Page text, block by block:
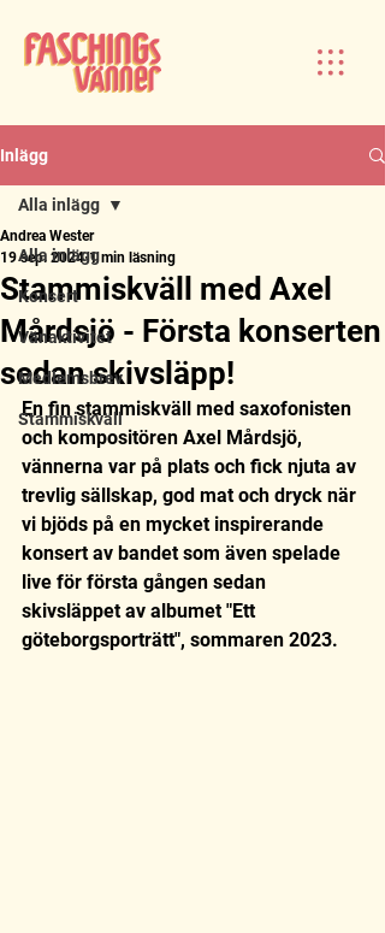
Inlägg
Alla inlägg
Konsert
Vänaktivitet
Medlemsbrev
Stammiskväll
Alla inlägg
Stammiskväll med Axel
Mårdsjö - Första konserten
sedan skivsläpp!
Andrea Wester
19 sep. 2024 1 min läsning
En fin stammiskväll med saxofonisten
och kompositören Axel Mårdsjö,
vännerna var på plats och fick njuta av
trevlig sällskap, god mat och dryck när
vi bjöds på en mycket inspirerande
konsert av bandet som även spelade
live för första gången sedan
skivsläppet av albumet "Ett
göteborgsporträtt", sommaren 2023.